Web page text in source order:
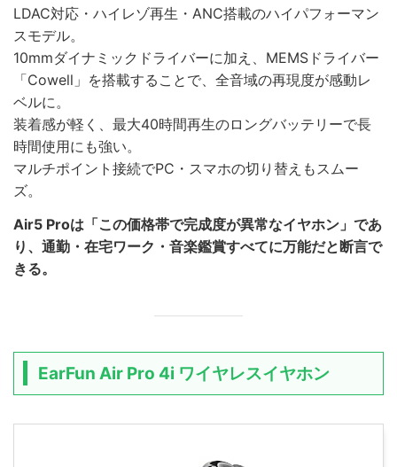
LDAC対応・ハイレゾ再生・ANC搭載のハイパフォーマン
スモデル。
10mmダイナミックドライバーに加え、MEMSドライバー
「Cowell」を搭載することで、全音域の再現度が感動レ
ベルに。
装着感が軽く、最大40時間再生のロングバッテリーで長
時間使用にも強い。
マルチポイント接続でPC・スマホの切り替えもスムー
ズ。
Air5 Proは「この価格帯で完成度が異常なイヤホン」であ
り、通勤・在宅ワーク・音楽鑑賞すべてに万能だと断言で
きる。
EarFun Air Pro 4i ワイヤレスイヤホン